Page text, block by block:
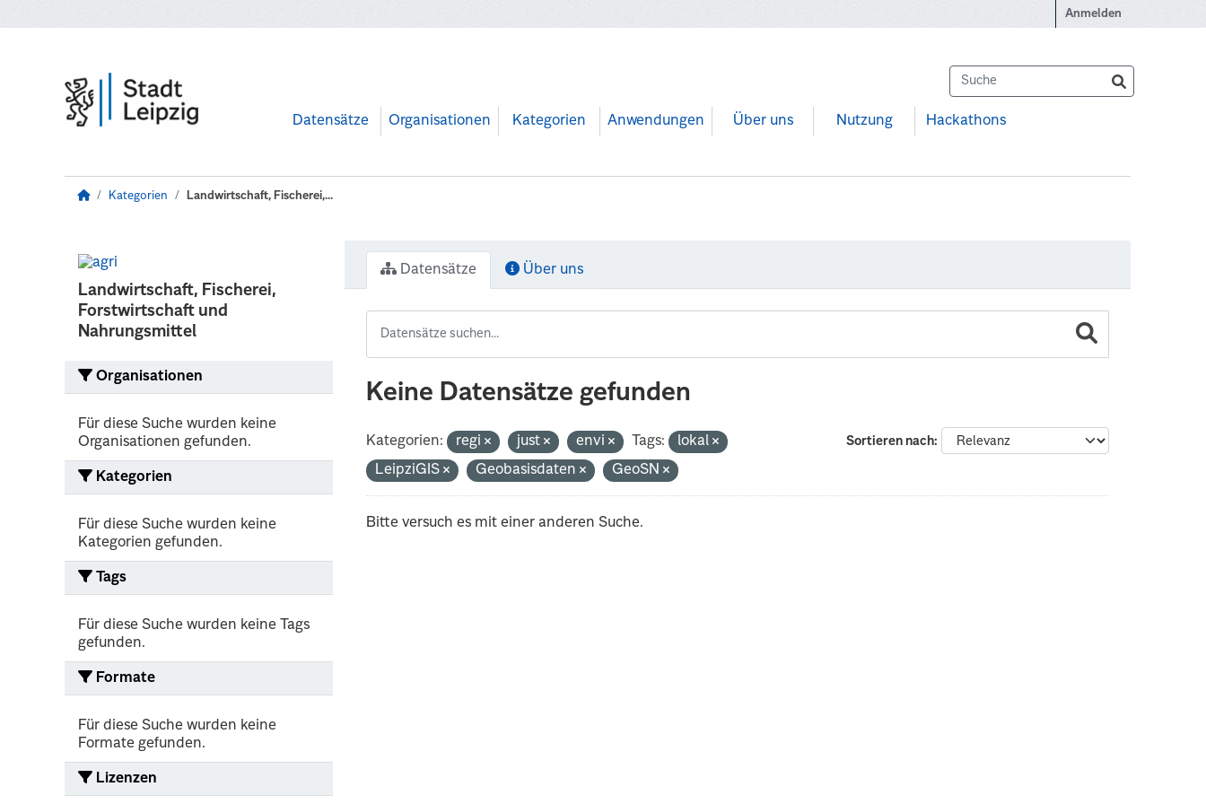
Anmelden
Datensätze Organisationen Kategorien Anwendungen Über uns Nutzung Hackathons
Kategorien Landwirtschaft, Fischerei,...
Landwirtschaft, Fischerei,
Forstwirtschaft und
Nahrungsmittel
Organisationen
Für diese Suche wurden keine
Organisationen gefunden.
Kategorien
Für diese Suche wurden keine
Kategorien gefunden.
Tags
Für diese Suche wurden keine Tags
gefunden.
Formate
Für diese Suche wurden keine
Formate gefunden.
Lizenzen
Datensätze Über uns
Keine Datensätze gefunden
Sortieren nach
Kategorien: regi just envi Tags:
lokal
LeipziGIS
Geobasisdaten GeoSN
Bitte versuch es mit einer anderen Suche.